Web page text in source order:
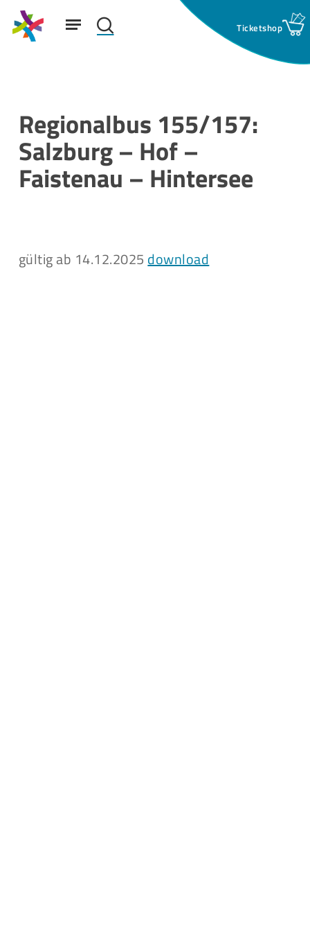
Skip
mainSuchfeld: search
Menu
Regionalbus 155/157:
Salzburg – Hof –
Faistenau – Hintersee
gültig ab 14.12.2025 download